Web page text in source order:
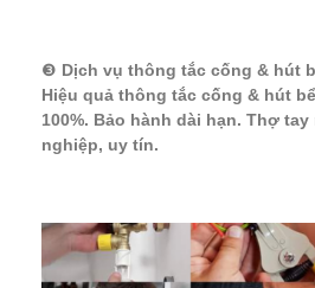
❸ Dịch vụ thông tắc cống &
Hiệu quả thông tắc cống & hút
100%. Bảo hành dài hạn. Thợ
nghiệp, uy tín.